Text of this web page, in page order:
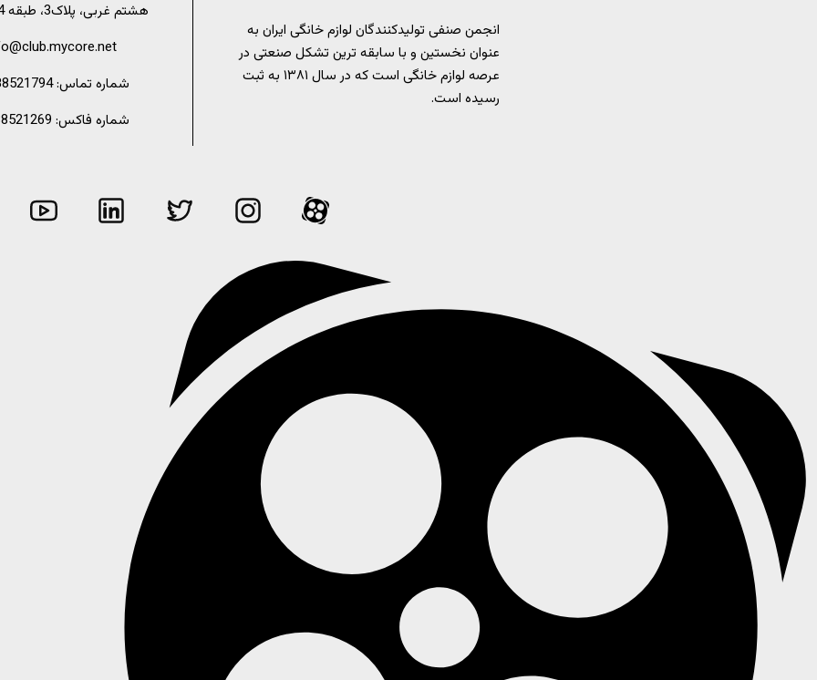
انجمن صنفی تولیدکنندگان لوازم خانگی ایران به
عنوان نخستین و با سابقه ترین تشکل صنعتی در
عرصه لوازم خانگی است که در سال ۱۳۸۱ به ثبت
رسیده است.
هشتم غربی، پلاک3، طبقه 4، واحد 7
شماره تماس: 02188521794
شماره فاکس: 02188521269